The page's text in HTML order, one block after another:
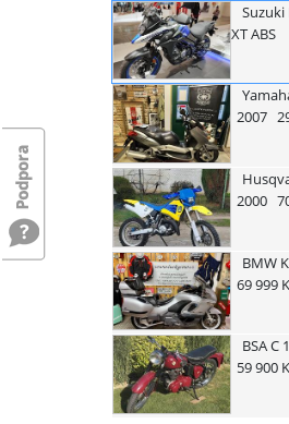
Suzuki
XT ABS
2007
2000
BMWK
69 999
BSAC
59 900